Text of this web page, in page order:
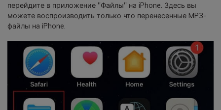
перейдите в приложение "Файлы" на iPhone. Здесь вы
можете воспроизводить только что перенесенные MP3-
файлы на iPhone.